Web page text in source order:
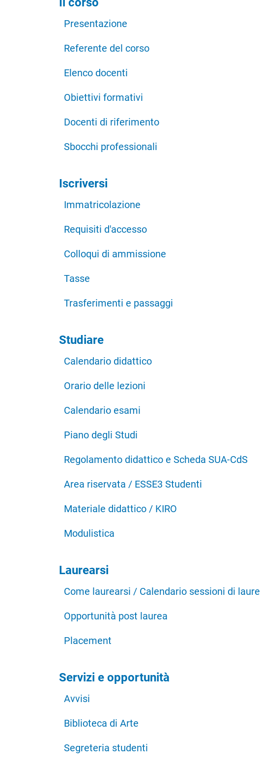
Presentazione
Referente del corso
Elenco docenti
Obiettivi formativi
Docenti di riferimento
Sbocchi professionali
Iscriversi
Immatricolazione
Requisiti d'accesso
Colloqui di ammissione
Tasse
Trasferimenti e passaggi
Studiare
Calendario didattico
Orario delle lezioni
Calendario esami
Piano degli Studi
Regolamento didattico e Scheda SUA-CdS
Area riservata / ESSE3 Studenti
Materiale didattico / KIRO
Modulistica
Laurearsi
Come laurearsi / Calendario sessioni di
Opportunità post laurea
Placement
Servizi e opportunità
Avvisi
Biblioteca di Arte
Segreteria studenti